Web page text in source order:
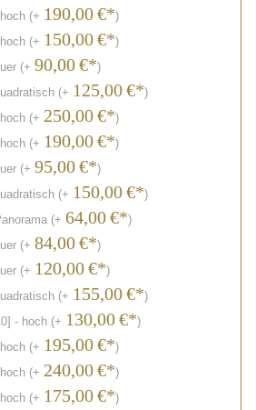
(+ 190,00€*)
(+ 150,00€*)
(+ 90,00€*)
(+ 125,00€*)
(+ 250,00€*)
(+ 190,00€*)
(+ 95,00€*)
(+ 150,00€*)
(+ 64,00€*)
(+ 84,00€*)
(+ 120,00€*)
(+ 155,00€*)
- hoch (+ 130,00€*)
(+ 195,00€*)
(+ 240,00€*)
(+ 175,00€*)